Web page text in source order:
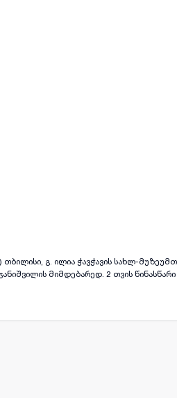
მუზეუმთან ახლოს
მიმდებარედ. 2 თვის